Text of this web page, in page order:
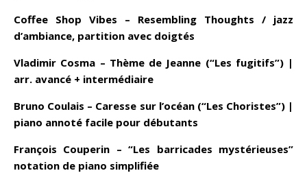
Coffee Shop Vibes – Resembling Thoughts / jazz
d’ambiance, partition avec doigtés
Vladimir Cosma – Thème de Jeanne (“Les fugitifs”) |
arr. avancé + intermédiaire
Bruno Coulais – Caresse sur l’océan (“Les Choristes”) |
piano annoté facile pour débutants
François Couperin – “Les barricades mystérieuses”
notation de piano simplifiée